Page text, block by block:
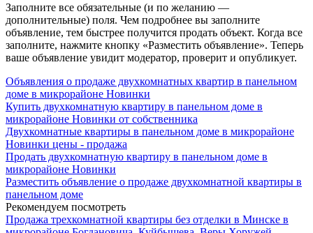
Заполните все обязательные (и по желанию —
дополнительные) поля. Чем подробнее вы заполните
объявление, тем быстрее получится продать объект. Когда все
заполните, нажмите кнопку «Разместить объявление». Теперь
ваше объявление увидит модератор, проверит и опубликует.
Объявления о продаже двухкомнатных квартир в панельном
доме в микрорайоне Новинки
Купить двухкомнатную квартиру в панельном доме в
микрорайоне Новинки от собственника
Двухкомнатные квартиры в панельном доме в микрорайоне
Новинки цены - продажа
Продать двухкомнатную квартиру в панельном доме в
микрорайоне Новинки
Разместить объявление о продаже двухкомнатной квартиры в
панельном доме
Рекомендуем посмотреть
Продажа трехкомнатной квартиры без отделки в Минске в